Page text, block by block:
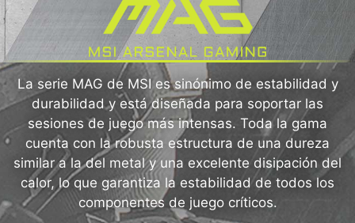
La serie MAG de MSI es sinónimo de estabilidad y
durabilidad y está diseñada para soportar las
sesiones de juego más intensas. Toda la gama
cuenta con la robusta estructura de una dureza
similar a la del metal y una excelente disipación del
calor, lo que garantiza la estabilidad de todos los
componentes de juego críticos.